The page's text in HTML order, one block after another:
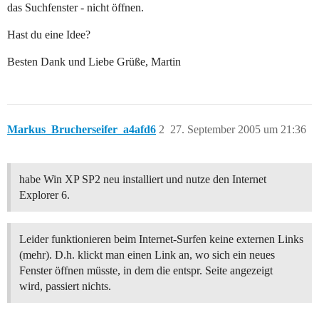
das Suchfenster - nicht öffnen.
Hast du eine Idee?
Besten Dank und Liebe Grüße, Martin
Markus_Brucherseifer_a4afd6 27. September 2005 um 21:36
2
habe Win XP SP2 neu installiert und nutze den Internet
Explorer 6.
Leider funktionieren beim Internet-Surfen keine externen Links
(mehr). D.h. klickt man einen Link an, wo sich ein neues
Fenster öffnen müsste, in dem die entspr. Seite angezeigt
wird, passiert nichts.